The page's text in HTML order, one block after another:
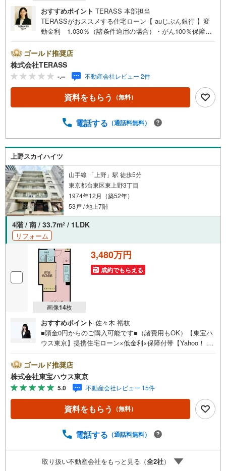
おすすめポイント TERASS 本部担当
TERASSがおススメする住宅ローン【 auじぶん銀行 】変
動金利 1.030％（諸条件適用の場合）・がん100％保障団
能！・諸費用も、物件価格の10％までは融資可能！※2026
年8月現在■新耐震基準マンション■まいばすけっと西浅草2
丁目まで徒歩2分■約7.7帖のゆとりある洋室は2面採光につ
き通風良好■オートロック・防犯カメラあり■不在時の受取
に便利な宅配ボックスあり【リフォーム内容】○新規交換:
キッチン/浴室/洗面化粧台/防水パン/トイレ/建具○張替:CF/
ゴールド推奨店
株式会社TERASS
-.-- 不動産会社レビュー 2件
資料をもらう （無料）
電話する （通話料無料）
上野スカイハイツ
山手線 「上野」駅 徒歩5分
東京都台東区東上野3丁目
1974年12月（築52年）
53戸 / 地上7階
4階 / 南 / 33.7m2 / 1LDK
リフォーム
画像14枚
3,480万円
成約でもらえる
おすすめポイント 佐々木 裕枝
■頭金0円からのご購入可能です■（諸費用もOK）【東宝ハ
ウス東京】提携住宅ローン×低金利×保障付帯【Yahoo！ 不
ayボーナスライトがもらえる「Yahoo！ 不動産 物件ご成約
キャンペーン」の対象になります。「資料をもらう」「見
学予約をする」ボタンからお問い合わせください。※必ずY
ahoo！ JAPAN IDでログインしてください。※PayPayボー
ナスライトは出金と譲渡はできません。ご案内・詳細な資
料のご請求はお気軽にどうぞ♪お電話でのお問い合わせも
ゴールド推奨店
株式会社東宝ハウス東京
5.0 不動産会社レビュー 15件
資料をもらう （無料）
電話する （通話料無料）
取り扱い不動産会社をもっと見る（全2社）